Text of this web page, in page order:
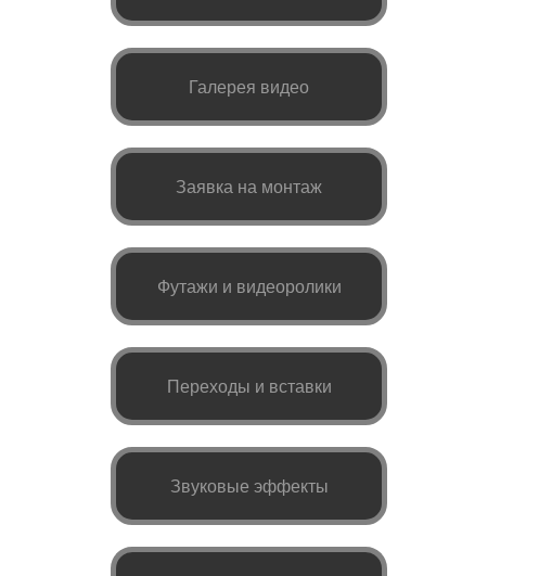
Галерея видео
Заявка на монтаж
Футажи и видеоролики
Переходы и вставки
Звуковые эффекты